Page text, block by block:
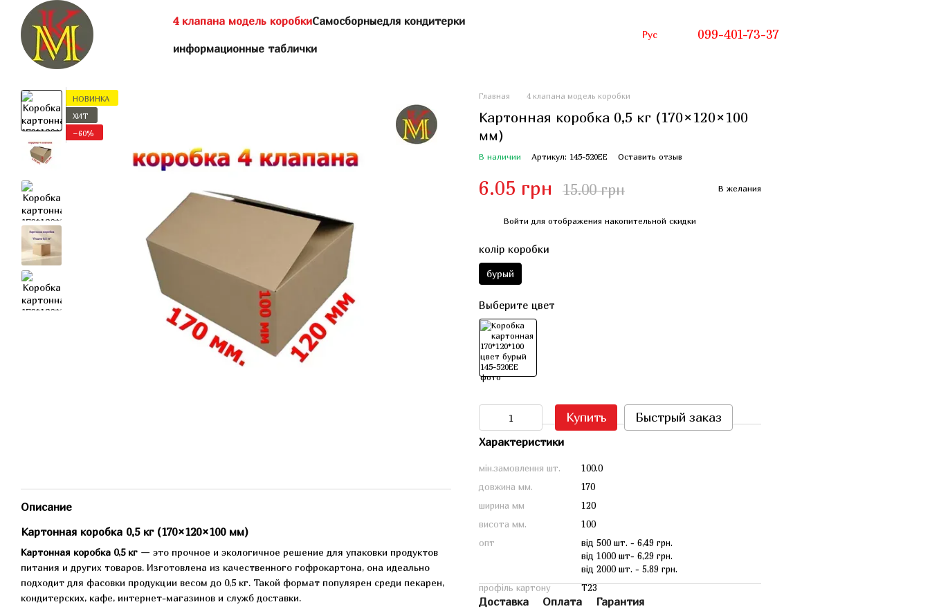
Перейти к основному контенту
4 клапана модель коробкиСамосборныедля кондитерки
информационные таблички
Рус 099-401-73-37
НОВИНКА
ХИТ
−60%
Описание
Картонная коробка 0,5 кг (170×120×100 мм)
Картонная коробка 0,5 кг — это прочное и экологичное решение для упаковки продуктов
питания и других товаров. Изготовлена из качественного гофрокартона, она идеально
подходит для фасовки продукции весом до 0,5 кг. Такой формат популярен среди пекарен,
кондитерских, кафе, интернет-магазинов и служб доставки.
Главная 4 клапана модель коробки
Картонная коробка 0,5 кг (170×120×100
мм)
В наличии Артикул: 145-520ЕЕ Оставить отзыв
6.05 грн 15.00 грн В желания
Войти для отображения накопительной скидки
колір коробки
бурый
Выберите цвет
Купить Быстрый заказ
Характеристики
мін.замовлення шт.
100.0
довжина мм.
170
ширина мм
120
висота мм.
100
опт
від 500 шт. - 6,49 грн.
від 1000 шт- 6,29 грн.
від 2000 шт. - 5,89 грн.
профіль картону
Т23
Доставка Оплата Гарантия